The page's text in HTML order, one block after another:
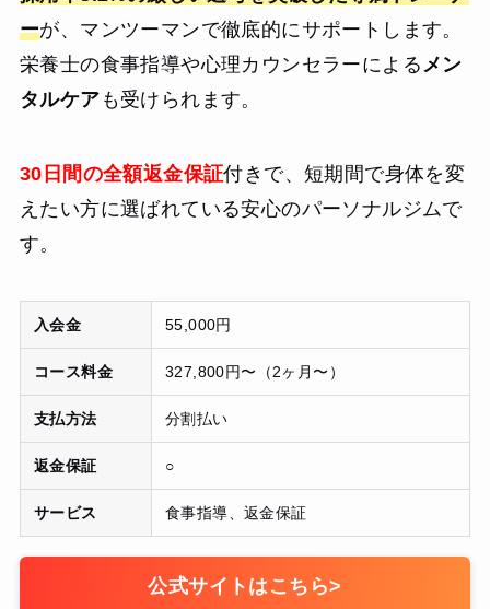
ーが、マンツーマンで徹底的にサポートします。
栄養士の食事指導や心理カウンセラーによるメン
タルケア も受けられます。
30日間の全額返金保証付きで、短期間で身体を変
えたい方に選ばれている安心のパーソナルジムで
す。
入会金 55,000円
コース料金 327,800円〜（2ヶ月〜）
支払方法 分割払い
返金保証 ○
サービス 食事指導、返金保証
公式サイトはこちら>